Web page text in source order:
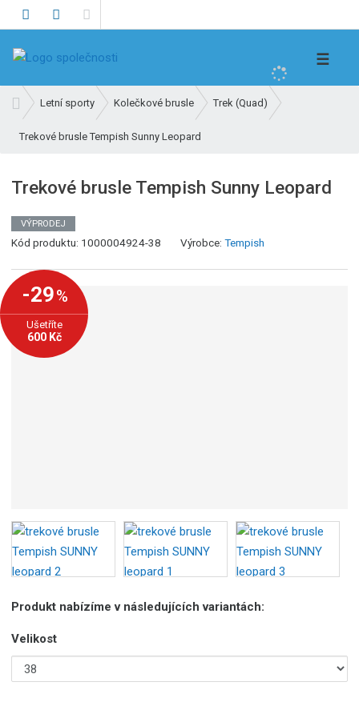
h
t
☰
v
o
t
r
n
a
Letní sporty Kolečkové brusle Trek (Quad)
Trekové brusle Tempish Sunny Leopard
Trekové brusle Tempish Sunny Leopard
VÝPRODEJ
Kód produktu: 1000004924-38 Výrobce:Tempish
Produkt nabízíme v následujících variantách:
Velikost
-29%
Ušetříte
600 Kč